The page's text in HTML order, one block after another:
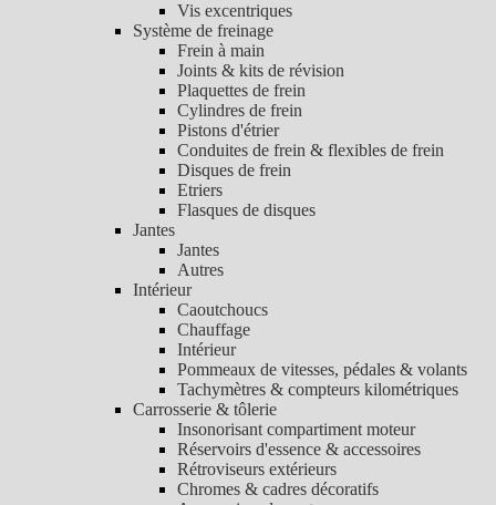
Vis excentriques
Système de freinage
Frein à main
Joints & kits de révision
Plaquettes de frein
Cylindres de frein
Pistons d'étrier
Conduites de frein & flexibles de frein
Disques de frein
Etriers
Flasques de disques
Jantes
Jantes
Autres
Intérieur
Caoutchoucs
Chauffage
Intérieur
Pommeaux de vitesses, pédales & volants
Tachymètres & compteurs kilométriques
Carrosserie & tôlerie
Insonorisant compartiment moteur
Réservoirs d'essence & accessoires
Rétroviseurs extérieurs
Chromes & cadres décoratifs